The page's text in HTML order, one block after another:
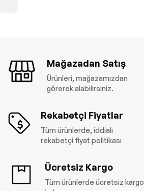
Mağazadan Satış
Ürünleri, mağazamızdan
görerek alabilirsiniz.
Rekabetçi Fiyatlar
Tüm ürünlerde, iddialı
rekabetçi fiyat politikası
Ücretsiz Kargo
Tüm ürünlerde ücretsiz kargo